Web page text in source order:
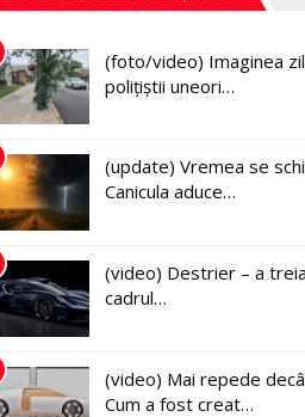
(foto/video) Imaginea
polițiștii uneori…
(update) Vremea se
Canicula aduce…
(video) Destrier – a
cadrul…
(video) Mai repede
Cum a fost creat…